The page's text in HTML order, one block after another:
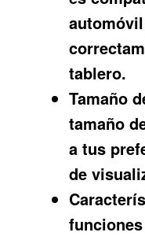
tablero.
Tamaño
tamaño
a tus
de